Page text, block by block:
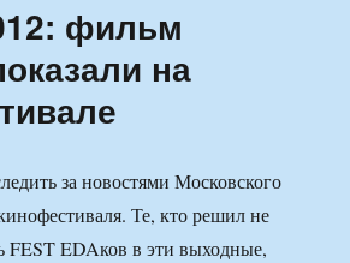
фильм
на
за новостями Московского
Те, кто решил не
FEST EDAков в эти выходные,